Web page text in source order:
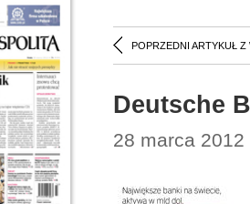
POPRZEDNI ARTYKUŁ Z
Deutsche
28 marca